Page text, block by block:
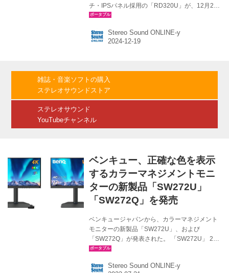
チ・IPSパネル採用の「RD320U」が、12月24
日に発売される。価格はオープン。 RD320U
大画面に加えて、画面の2分割表示が可能な
PIP/PBP機能と組み合わせて使用できる
有するモニターとなる。 加えて、アイケア技術
として、周囲の環境光に応じてモニターの明る
Stereo Sound ONLINE-y
雑誌・音楽ソフトの購入
ステレオサウンドストア
ステレオサウンド
YouTubeチャンネル
ベンキュー、正確な色を表示
するカラーマネジメントモニ
ターの新製品「SW272U」
「SW272Q」を発売
ベンキュージャパンから、カラーマネジメント
モニターの新製品「SW272U」、および
「SW272Q」が発表された。 「SW272U」 27
インチ/4K オープン価格 8月7日発売
月4日発売 今回発表の2製品は、ハードウェアキ
Stereo Sound ONLINE-y